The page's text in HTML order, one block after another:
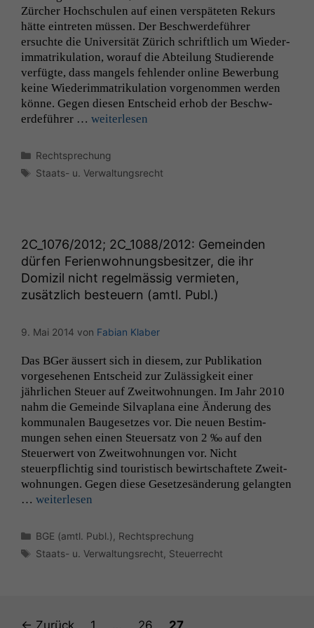
Zürcher Hochschulen auf einen ver­späteten Rekurs
hätte ein­treten müssen. Der Beschw­erde­führer
ersuchte die Uni­ver­sität Zürich schriftlich um Wieder­
im­ma­triku­la­tion, worauf die Abteilung Studierende
ver­fügte, dass man­gels fehlen­der online Bewer­bung
keine Wieder­im­ma­triku­la­tion vorgenom­men wer­den
könne. Gegen diesen Entscheid erhob der Beschw­
erde­führer … weit­er­lesen
Kategorien
Rechtsprechung
Schlagwörter
Staats- u. Verwaltungsrecht
2C_1076/2012; 2C_1088/2012: Gemeinden
dürfen Ferienwohnungsbesitzer, die ihr
Domizil nicht regelmässig vermieten,
zusätzlich besteuern (amtl. Publ.)
9. Mai 2014 von Fabian Klaber
Das BGer äussert sich in diesem, zur Pub­lika­tion
vorge­se­henen Entscheid zur Zuläs­sigkeit ein­er
jährlichen Steuer auf Zweit­woh­nun­gen. Im Jahr 2010
nahm die Gemeinde Sil­va­plana eine Änderung des
kom­mu­nalen Bauge­set­zes vor. Die neuen Bes­tim­
mungen sehen einen Steuer­satz von 2 ‰ auf den
Steuer­w­ert von Zweit­woh­nun­gen vor. Nicht
steuerpflichtig sind touris­tisch bewirtschaftete Zweit­
woh­nun­gen. Gegen diese Geset­zesän­derung gelangten
… weit­er­lesen
Kategorien
BGE (amtl. Publ.), Rechtsprechung
Schlagwörter
Staats- u. Verwaltungsrecht, Steuerrecht
Seite Seite Seite